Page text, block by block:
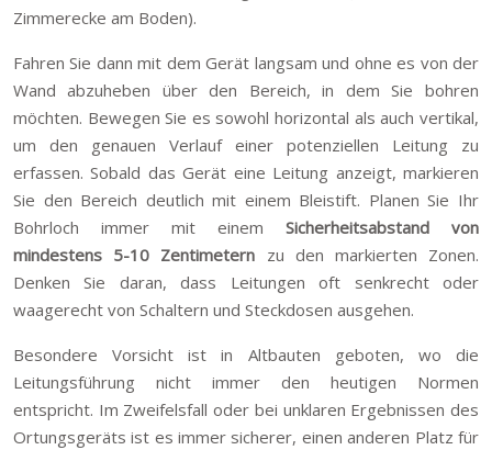
Zimmerecke am Boden).
Fahren Sie dann mit dem Gerät langsam und ohne es von der
Wand abzuheben über den Bereich, in dem Sie bohren
möchten. Bewegen Sie es sowohl horizontal als auch vertikal,
um den genauen Verlauf einer potenziellen Leitung zu
erfassen. Sobald das Gerät eine Leitung anzeigt, markieren
Sie den Bereich deutlich mit einem Bleistift. Planen Sie Ihr
Bohrloch immer mit einem Sicherheitsabstand von
mindestens 5-10 Zentimetern zu den markierten Zonen.
Denken Sie daran, dass Leitungen oft senkrecht oder
waagerecht von Schaltern und Steckdosen ausgehen.
Besondere Vorsicht ist in Altbauten geboten, wo die
Leitungsführung nicht immer den heutigen Normen
entspricht. Im Zweifelsfall oder bei unklaren Ergebnissen des
Ortungsgeräts ist es immer sicherer, einen anderen Platz für